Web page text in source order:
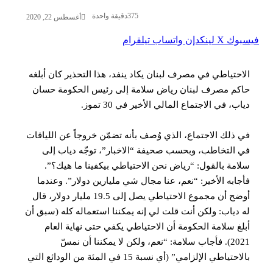
أغسطس 22, 2020 375دقيقة واحدة
فيسبوك ‫X لينكدإن واتساب تيلقرام
الاحتياطي في مصرف لبنان يكاد ينفد، هذا التحذير كان أبلغه
حاكم مصرف لبنان رياض سلامة إلى رئيس الحكومة حسان
دياب، في الاجتماع المالي الأخير في 30 تموز.
في ذلك الاجتماع، الذي وُصف بأنه تضمّن خروجاً عن اللياقات
في التخاطب، وبحسب صحيفة “الاخبار”، توجّه دياب إلى
سلامة بالقول: “رياض نحن الاحتياطي بيكفينا ما هيك؟”.
فأجابه الأخير: “نعم، عنا مجال شي مليارين دولار”. وعندما
أوضح أن مجموع الاحتياطي يصل إلى 19.5 مليار دولار، قال
له دياب: ولكن أنت قلت لي إنه يمكننا استعماله كله (سبق أن
أبلغ سلامة الحكومة أن الاحتياطي يكفي حتى نهاية العام
2021). فأجاب سلامة: “نعم، ولكن لا يمكننا أن نمسّ
بالاحتياطي الإلزامي” (أي نسبة 15 في المئة من الودائع التي